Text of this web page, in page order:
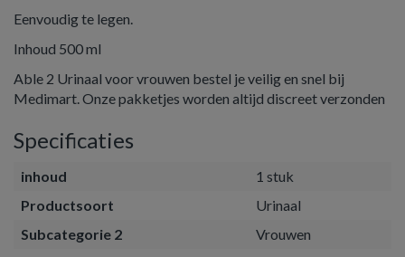
Eenvoudig te legen.
Inhoud 500 ml
Able 2 Urinaal voor vrouwen bestel je veilig en snel bij
Medimart. Onze pakketjes worden altijd discreet verzonden
Specificaties
inhoud
1 stuk
Productsoort
Urinaal
Subcategorie 2
Vrouwen